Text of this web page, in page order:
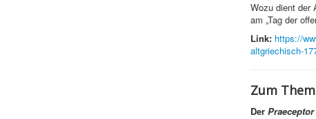
Wozu dient der
am „Tag der
Link: https://
altgriechisch-
Zum
Der